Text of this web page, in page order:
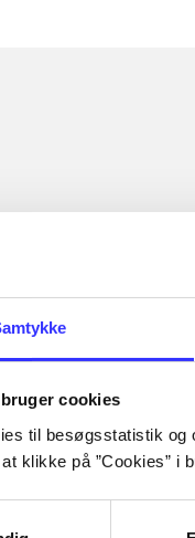
cookies
til besøgsstatistik
klikke på ”Cookies” i
...
...
...